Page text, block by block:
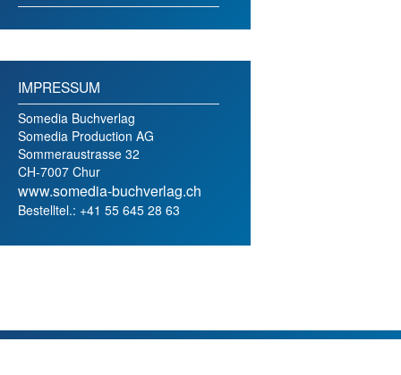
IMPRESSUM
Somedia Buchverlag
Somedia Production AG
Sommeraustrasse 32
CH-7007 Chur
www.somedia-buchverlag.ch
Bestelltel.: +41 55 645 28 63